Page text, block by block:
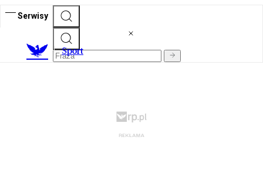
Serwisy
Sport